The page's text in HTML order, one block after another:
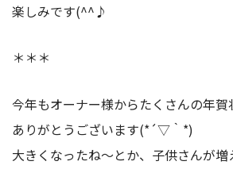
楽しみです(^^♪
＊＊＊
今年もオーナー様からたくさんの年賀
ありがとうございます(*´▽｀*)
大きくなったね～とか、子供さんが増